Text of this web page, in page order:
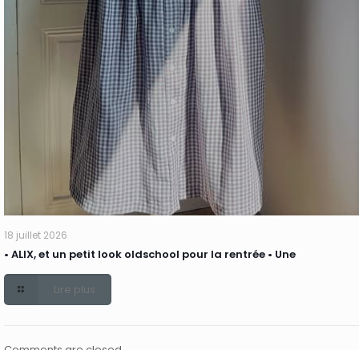
18 juillet 2026
• ALIX, et un petit look oldschool pour la rentrée • Une
Lire plus